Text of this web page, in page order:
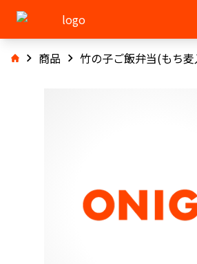
商品 竹の子ご飯弁当(もち